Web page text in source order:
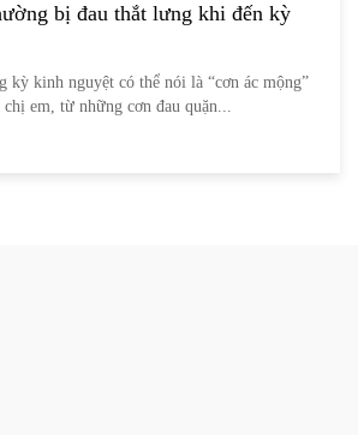
bị đau thắt lưng khi đến kỳ
kỳ kinh nguyệt có thể nói là “cơn ác mộng”
chị em, từ những cơn đau quặn...